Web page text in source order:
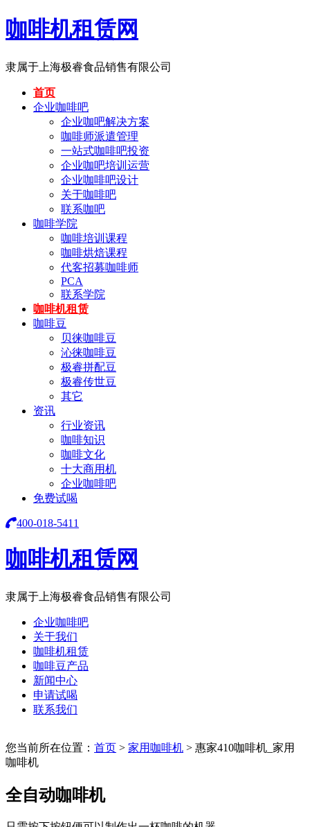
咖啡机租赁网
隶属于上海极睿食品销售有限公司
首页
企业咖啡吧
企业咖吧解决方案
咖啡师派遣管理
一站式咖啡吧投资
企业咖吧培训运营
企业咖啡吧设计
关于咖啡吧
联系咖吧
咖啡学院
咖啡培训课程
咖啡烘焙课程
代客招募咖啡师
PCA
联系学院
咖啡机租赁
咖啡豆
贝徕咖啡豆
沁徕咖啡豆
极睿拼配豆
极睿传世豆
其它
资讯
行业资讯
咖啡知识
咖啡文化
十大商用机
企业咖啡吧
免费试喝
400-018-5411
咖啡机租赁网
隶属于上海极睿食品销售有限公司
企业咖啡吧
关于我们
咖啡机租赁
咖啡豆产品
新闻中心
申请试喝
联系我们
您当前所在位置： 首页 > 家用咖啡机 > 惠家410咖啡机_家用
咖啡机
全自动咖啡机